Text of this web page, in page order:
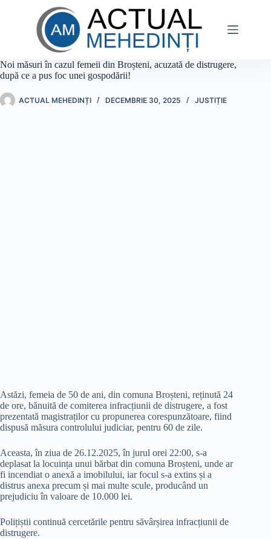
Noi măsuri în cazul femeii din Broșteni, acuzată de distrugere,
după ce a pus foc unei gospodării!
ACTUAL MEHEDINȚI DECEMBRIE 30, 2025 JUSTIȚIE
Astăzi, femeia de 50 de ani, din comuna Broșteni, reținută 24
de ore, bănuită de comiterea infracțiunii de distrugere, a fost
prezentată magistraților cu propunerea corespunzătoare, fiind
dispusă măsura controlului judiciar, pentru 60 de zile.
Aceasta, în ziua de 26.12.2025, în jurul orei 22:00, s-a
deplasat la locuința unui bărbat din comuna Broșteni, unde ar
fi incendiat o anexă a imobilului, iar focul s-a extins și a
distrus anexa precum și mai multe scule, producând un
prejudiciu în valoare de 10.000 lei.
Polițiștii continuă cercetările pentru săvârșirea infracțiunii de
distrugere.